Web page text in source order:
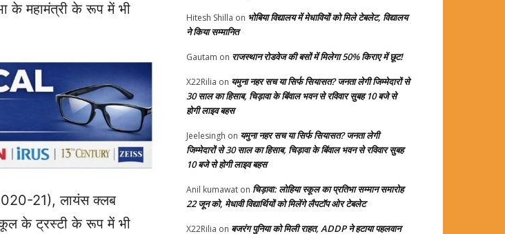
के महामंत्री के रूप में भी
21), लायंस क्लब
के ट्रस्टी के रूप में भी
Hitesh Shilla on भोबिया विद्यालय में मेधावियों को मिले टेबलेट, विद्यालय
ने किया सम्मानित
Gautam on राजस्थान रोडवेज की बसों में मिलेगा 50% किराए में छूट!
X22Rilia on यमुना नहर सच या सिर्फ सियासत? जनता लेगी जिम्मेदारों से
30 साल का हिसाब, चिड़ावा के बिंवाल भवन से रविवार सुबह 10 बजे से
होगी लाइव बहस
Jeelesingh on यमुना नहर सच या सिर्फ सियासत? जनता लेगी
जिम्मेदारों से 30 साल का हिसाब, चिड़ावा के बिंवाल भवन से रविवार सुबह
10 बजे से होगी लाइव बहस
Anil kumawat on चिड़ावा: लोहिया स्कूल का प्रतिभा सम्मान समारोह
22 जून को, मेधावी विद्यार्थियों को मिलेंगे लैपटॉप ओर टेबलेट
X22Rilia on बजरंग पुनिया को मिली राहत, ADDP ने हटाया पहलवान